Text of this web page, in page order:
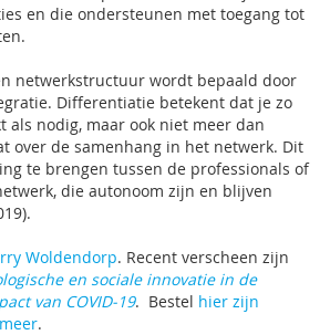
en die ondersteunen met toegang tot
netwerkstructuur wordt bepaald door
Differentiatie betekent dat je zo
als nodig, maar ook niet meer dan
over de samenhang in het netwerk. Dit
te brengen tussen de professionals of
die autonoom zijn en blijven
Woldendorp. Recent verscheen zijn
en sociale innovatie in de
van COVID-19. Bestel hier zijn
.